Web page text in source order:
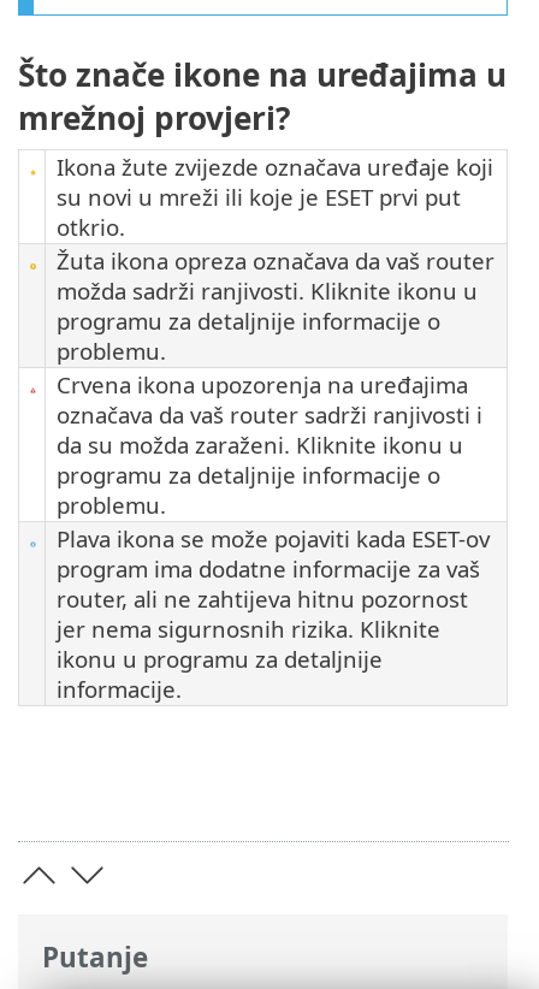
Putanje
Što znače ikone na uređajima u
mrežnoj provjeri?
Ikona žute zvijezde označava uređaje koji
su novi u mreži ili koje je ESET prvi put
otkrio.
Žuta ikona opreza označava da vaš router
možda sadrži ranjivosti. Kliknite ikonu u
programu za detaljnije informacije o
problemu.
Crvena ikona upozorenja na uređajima
označava da vaš router sadrži ranjivosti i
da su možda zaraženi. Kliknite ikonu u
programu za detaljnije informacije o
problemu.
Plava ikona se može pojaviti kada ESET-ov
program ima dodatne informacije za vaš
router, ali ne zahtijeva hitnu pozornost
jer nema sigurnosnih rizika. Kliknite
ikonu u programu za detaljnije
informacije.